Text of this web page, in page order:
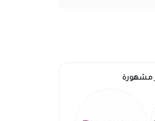
مشهورة